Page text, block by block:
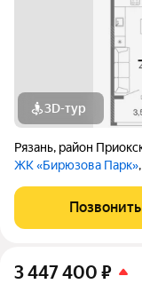
3D-тур
Рязань, район
ЖК «Бирюзова Парк»
Позвонить
3 447 400 ₽